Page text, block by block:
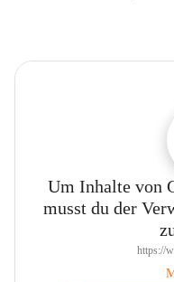
Um Inhalte von
musst du der
https://